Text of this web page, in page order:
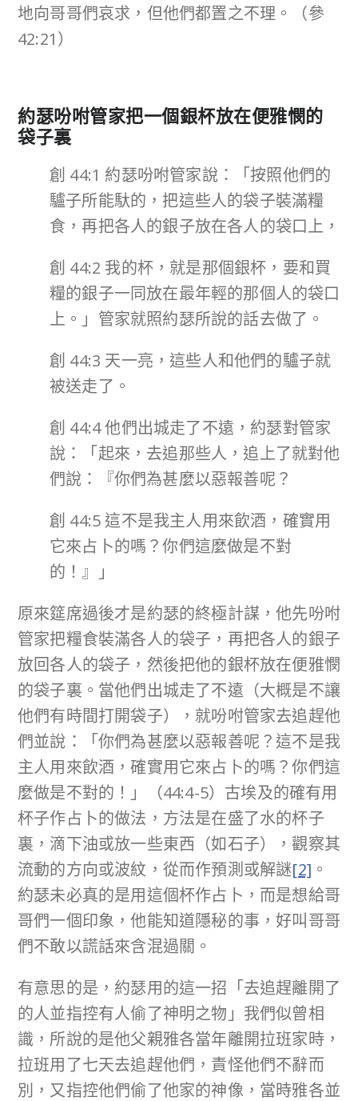
地向哥哥們哀求，但他們都置之不理。（參
42:21）
約瑟吩咐管家把一個銀杯放在便雅憫的
袋子裏
創 44:1 約瑟吩咐管家說：「按照他們的
驢子所能馱的，把這些人的袋子裝滿糧
食，再把各人的銀子放在各人的袋口上，
創 44:2 我的杯，就是那個銀杯，要和買
糧的銀子一同放在最年輕的那個人的袋口
上。」管家就照約瑟所說的話去做了。
創 44:3 天一亮，這些人和他們的驢子就
被送走了。
創 44:4 他們出城走了不遠，約瑟對管家
說：「起來，去追那些人，追上了就對他
們說：『你們為甚麼以惡報善呢？
創 44:5 這不是我主人用來飲酒，確實用
它來占卜的嗎？你們這麼做是不對
的！』」
原來筵席過後才是約瑟的終極計謀，他先吩咐
管家把糧食裝滿各人的袋子，再把各人的銀子
放回各人的袋子，然後把他的銀杯放在便雅憫
的袋子裏。當他們出城走了不遠（大概是不讓
他們有時間打開袋子），就吩咐管家去追趕他
們並說：「你們為甚麼以惡報善呢？這不是我
主人用來飲酒，確實用它來占卜的嗎？你們這
麼做是不對的！」（44:4-5）古埃及的確有用
杯子作占卜的做法，方法是在盛了水的杯子
裏，滴下油或放一些東西（如石子），觀察其
流動的方向或波紋，從而作預測或解謎[2] 。
約瑟未必真的是用這個杯作占卜，而是想給哥
哥們一個印象，他能知道隱秘的事，好叫哥哥
們不敢以謊話來含混過關。
有意思的是，約瑟用的這一招「去追趕離開了
的人並指控有人偷了神明之物」我們似曾相
識，所說的是他父親雅各當年離開拉班家時，
拉班用了七天去追趕他們，責怪他們不辭而
別，又指控他們偷了他家的神像，當時雅各並